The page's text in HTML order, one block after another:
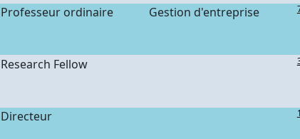
Professeur ordinaire Gestion d'entreprise
Research Fellow
Directeur 1